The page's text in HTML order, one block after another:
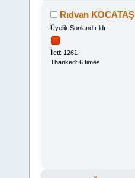
Rıdvan KOCATAŞ
Üyelik Sonlandırıldı
İleti: 1261
Thanked: 6 times